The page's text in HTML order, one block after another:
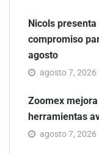
Nicols
compromiso
agosto
agosto 7, 2026
Zoomex
herramientas
agosto 7, 2026